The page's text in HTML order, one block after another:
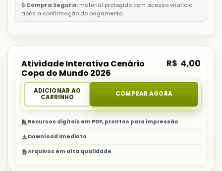
🔒 Compra Segura: material protegido com acesso vitalício
após a confirmação do pagamento.
Atividade Interativa Cenário
Copa do Mundo 2026
R$ 4,00
ADICIONAR AO
CARRINHO
COMPRAR AGORA
Recursos digitais em PDF, prontos para impressão
Download imediato
Arquivos em alta qualidade